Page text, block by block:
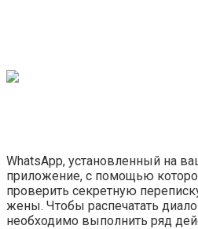
WhatsApp, установленный на
приложение, с помощью
проверить секретную
жены. Чтобы распечатать
необходимо выполнить ряд